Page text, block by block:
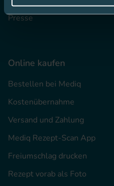
Presse
Online kaufen
Bestellen bei Mediq
Kostenübernahme
Versand und Zahlung
Mediq Rezept-Scan App
Freiumschlag drucken
Rezept vorab als Foto